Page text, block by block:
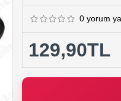
0 yorum
129,90TL